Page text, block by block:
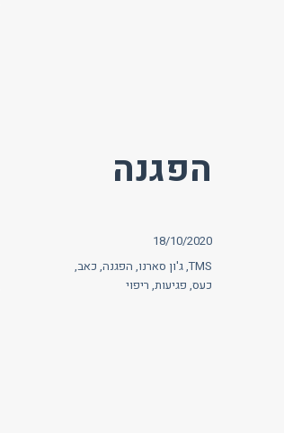
הפגנה
פורסם
בתאריך
18/10/2020
תגיות
TMS
,ג'ון סארנו, הפגנה, כאב,
כעס, פגיעות, ריפוי